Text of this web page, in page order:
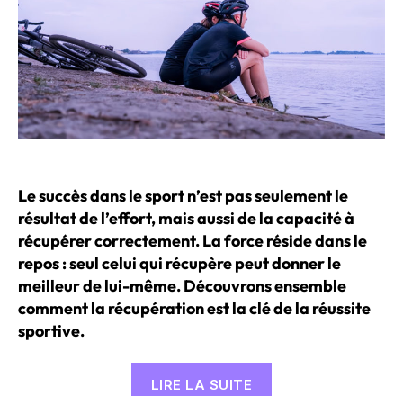
Le succès dans le sport n’est pas seulement le
résultat de l’effort, mais aussi de la capacité à
récupérer correctement. La force réside dans le
repos : seul celui qui récupère peut donner le
meilleur de lui-même. Découvrons ensemble
comment la récupération est la clé de la réussite
sportive.
LIRE LA SUITE